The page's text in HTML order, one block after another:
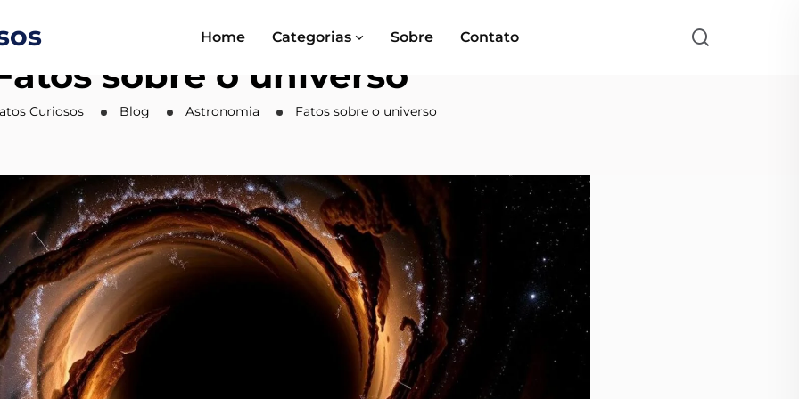
Home Categorias Sobre Contato
sobre o universo
Curiosos Blog Astronomia Fatos sobre o universo